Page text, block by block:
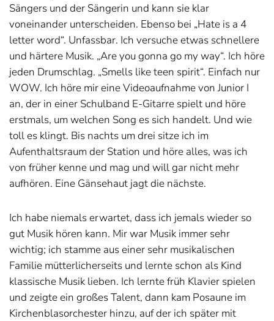
Sängers und der Sängerin und kann sie klar
voneinander unterscheiden. Ebenso bei „Hate is a 4
letter word“. Unfassbar. Ich versuche etwas schnellere
und härtere Musik. „Are you gonna go my way“. Ich höre
jeden Drumschlag. „Smells like teen spirit“. Einfach nur
WOW. Ich höre mir eine Videoaufnahme von Junior I
an, der in einer Schulband E-Gitarre spielt und höre
erstmals, um welchen Song es sich handelt. Und wie
toll es klingt. Bis nachts um drei sitze ich im
Aufenthaltsraum der Station und höre alles, was ich
von früher kenne und mag und will gar nicht mehr
aufhören. Eine Gänsehaut jagt die nächste.
Ich habe niemals erwartet, dass ich jemals wieder so
gut Musik hören kann. Mir war Musik immer sehr
wichtig; ich stamme aus einer sehr musikalischen
Familie mütterlicherseits und lernte schon als Kind
klassische Musik lieben. Ich lernte früh Klavier spielen
und zeigte ein großes Talent, dann kam Posaune im
Kirchenblasorchester hinzu, auf der ich später mit